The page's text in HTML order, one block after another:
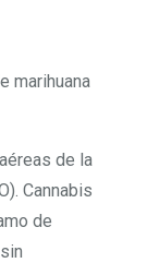
marihuana
de la
Cannabis
de